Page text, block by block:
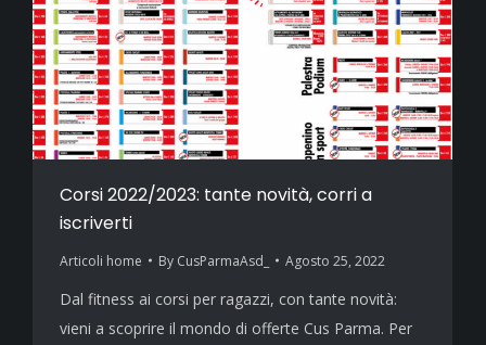
Corsi 2022/2023: tante novità, corri a
iscriverti
Articoli home By CusParmaAsd_ Agosto 25, 2022
Dal fitness ai corsi per ragazzi, con tante novità:
vieni a scoprire il mondo di offerte Cus Parma. Per